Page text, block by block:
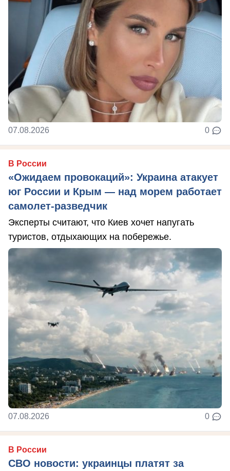
07.08.2026 0
В России
«Ожидаем провокаций»: Украина атакует
юг России и Крым — над морем работает
самолет-разведчик
Эксперты считают, что Киев хочет напугать
туристов, отдыхающих на побережье.
07.08.2026 0
В России
СВО новости: украинцы платят за